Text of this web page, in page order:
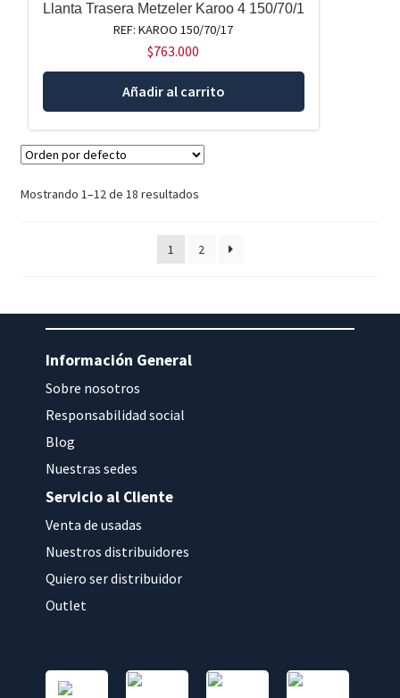
Llanta Trasera Metzeler Karoo 4 150/70/1
REF: KAROO 150/70/17
$763.000
Añadir al carrito
Mostrando 1–12 de 18 resultados
1 2
Información General
Sobre nosotros
Responsabilidad social
Blog
Nuestras sedes
Servicio al Cliente
Venta de usadas
Nuestros distribuidores
Quiero ser distribuidor
Outlet